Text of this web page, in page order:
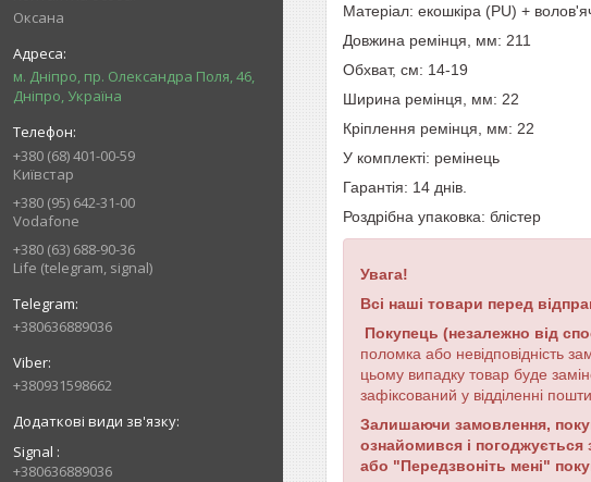
Оксана
м. Дніпро, пр. Олександра Поля, 46,
Дніпро, Україна
+380 (68) 401-00-59
Київстар
+380 (95) 642-31-00
Vodafone
+380 (63) 688-90-36
Life (telegram, signal)
+380636889036
+380931598662
Signal
+380636889036
Матеріал: екошкіра (PU) +
Довжина ремінця, мм: 211
Обхват, см: 14-19
Ширина ремінця мм: 22
Кріплення ремінця, мм: 22
У комплекті: ремінець
Гарантія: 14 днів.
Роздрібна упаковка: блістер
Увага!
Всі наші товари перед
Покупець (незалежно від
поломка або невідповідність
цьому випадку товар буде
зафіксований у відділенні
Залишаючи замовлення,
ознайомився і погоджується
або "Передзвоніть мені"